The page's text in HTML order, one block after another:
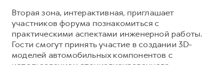
Вторая зона, интерактивная, приглашает
участников форума познакомиться с
практическими аспектами инженерной работы.
Гости смогут принять участие в создании 3D-
моделей автомобильных компонентов с